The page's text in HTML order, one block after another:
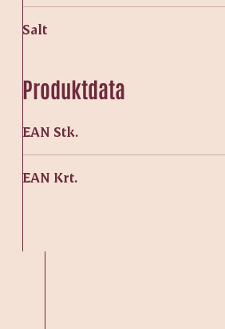
Salt
Produktdata
EAN Stk.
EAN Krt.